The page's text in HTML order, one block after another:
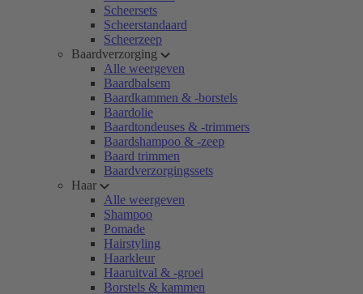
Scheersets
Scheerstandaard
Scheerzeep
Baardverzorging
Alle weergeven
Baardbalsem
Baardkammen & -borstels
Baardolie
Baardtondeuses & -trimmers
Baardshampoo & -zeep
Baard trimmen
Baardverzorgingssets
Haar
Alle weergeven
Shampoo
Pomade
Hairstyling
Haarkleur
Haaruitval & -groei
Borstels & kammen